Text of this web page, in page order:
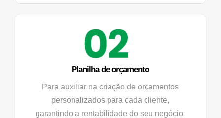
Planilha de orçamento
Para auxiliar na criação de orçamentos
personalizados para cada cliente,
garantindo a rentabilidade do seu negócio.